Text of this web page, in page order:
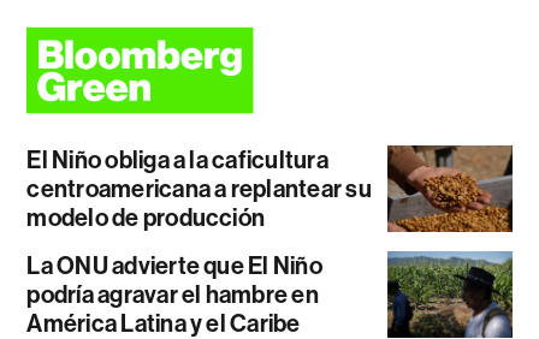
El Niño obliga a la caficultura
centroamericana a replantear su
modelo de producción
La ONU advierte que El Niño
podría agravar el hambre en
América Latina y el Caribe